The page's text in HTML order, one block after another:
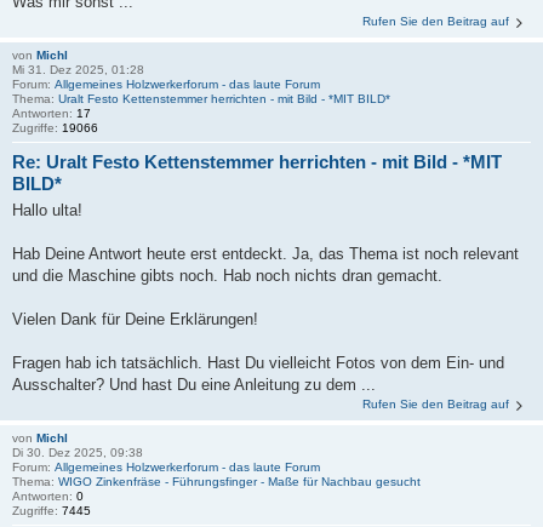
Rufen Sie den Beitrag auf
von Michl
Mi 31. Dez 2025, 01:28
Forum: Allgemeines Holzwerkerforum - das laute Forum
Thema: Uralt Festo Kettenstemmer herrichten - mit Bild - *MIT BILD*
Antworten: 17
Zugriffe: 19066
Re: Uralt Festo Kettenstemmer herrichten - mit Bild - *MIT
BILD*
Hallo ulta!
Hab Deine Antwort heute erst entdeckt. Ja, das Thema ist noch relevant
und die Maschine gibts noch. Hab noch nichts dran gemacht.
Vielen Dank für Deine Erklärungen!
Fragen hab ich tatsächlich. Hast Du vielleicht Fotos von dem Ein- und
Ausschalter? Und hast Du eine Anleitung zu dem ...
Rufen Sie den Beitrag auf
von Michl
Di 30. Dez 2025, 09:38
Forum: Allgemeines Holzwerkerforum - das laute Forum
Thema: WIGO Zinkenfräse - Führungsfinger - Maße für Nachbau gesucht
Antworten: 0
Zugriffe: 7445